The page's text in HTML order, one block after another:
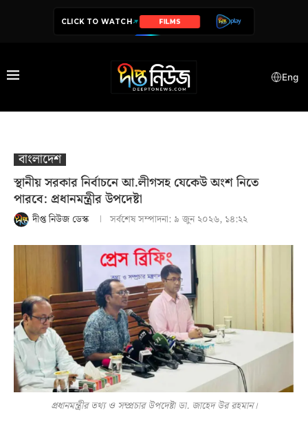
CLICK TO WATCH FILMS
SERIES
Eng
বাংলাদেশ
স্থানীয় সরকার নির্বাচনে আ.লীগসহ যেকেউ অংশ নিতে
পারবে: প্রধানমন্ত্রীর উপদেষ্টা
দীপ্ত নিউজ ডেস্ক সর্বশেষ সম্পাদনা: ৯ জুন ২০২৬, ১৪:২২
প্রধানমন্ত্রীর তথ্য ও সম্প্রচার উপদেষ্টা ডা. জাহেদ উর রহমান।